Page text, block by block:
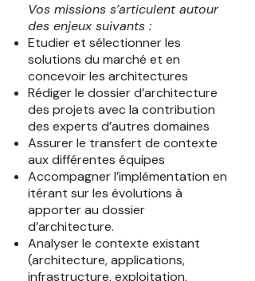
Vos missions s’articulent autour
des enjeux suivants :
Etudier et sélectionner les
solutions du marché et en
concevoir les architectures
Rédiger le dossier d’architecture
des projets avec la contribution
des experts d’autres domaines
Assurer le transfert de contexte
aux différentes équipes
Accompagner l’implémentation en
itérant sur les évolutions à
apporter au dossier
d’architecture.
Analyser le contexte existant
(architecture, applications,
infrastructure, exploitation,